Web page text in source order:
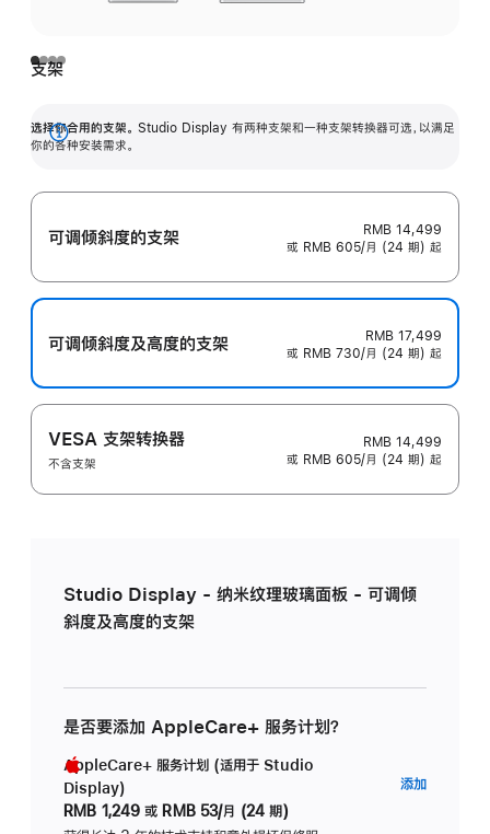
支架
选择你合用的支架。 Studio Display 有两种支架和一种支架转换器可选，以满足
你的各种安装需求。
展
可调倾斜度的支架
RMB 14,499
或 RMB 605/月 (24 期) 起
可调倾斜度及高‍度的支‍架
RMB 17,499
或 RMB 730/月 (24 期) 起
VESA 支架转换器
不含支架
RMB 14,499
或 RMB 605/月 (24 期) 起
Studio Display - 纳米纹理玻璃面板 - 可调倾
斜度及高度的支架
是否要添加 AppleCare+ 服务计划？
AppleCare+ 服务计划 (适用于 Studio
Display)
RMB 1,249 或 RMB 53/月 (24 期)
添加